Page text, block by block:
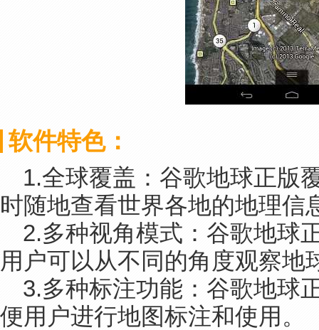
软件特色：
1.全球覆盖：谷歌地球正版
时随地查看世界各地的地理信
2.多种视角模式：谷歌地球
用户可以从不同的角度观察地
3.多种标注功能：谷歌地球
便用户进行地图标注和使用。